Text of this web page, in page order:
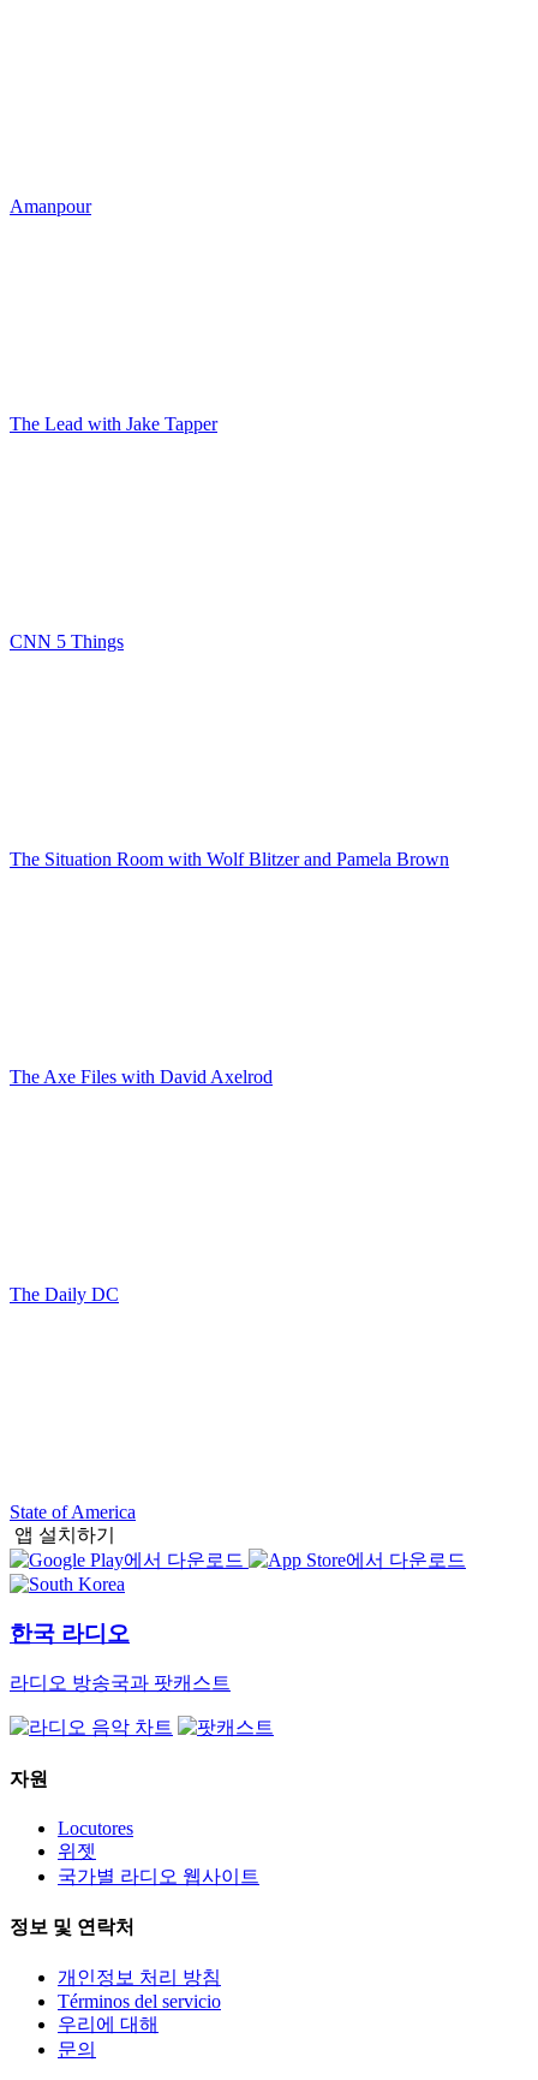
Amanpour
The Lead with Jake Tapper
CNN 5 Things
The Situation Room with Wolf Blitzer and Pamela Brown
The Axe Files with David Axelrod
The Daily DC
State of America
앱 설치하기
한국 라디오
라디오 방송국과 팟캐스트
자원
Locutores
위젯
국가별 라디오 웹사이트
정보 및 연락처
개인정보 처리 방침
Términos del servicio
우리에 대해
문의